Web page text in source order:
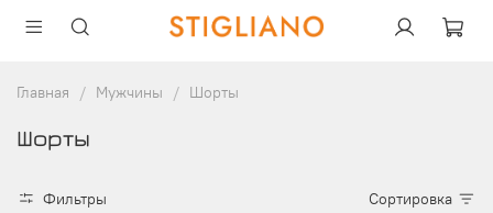
Главная Мужчины Шорты
Шорты
Фильтры Сортировка